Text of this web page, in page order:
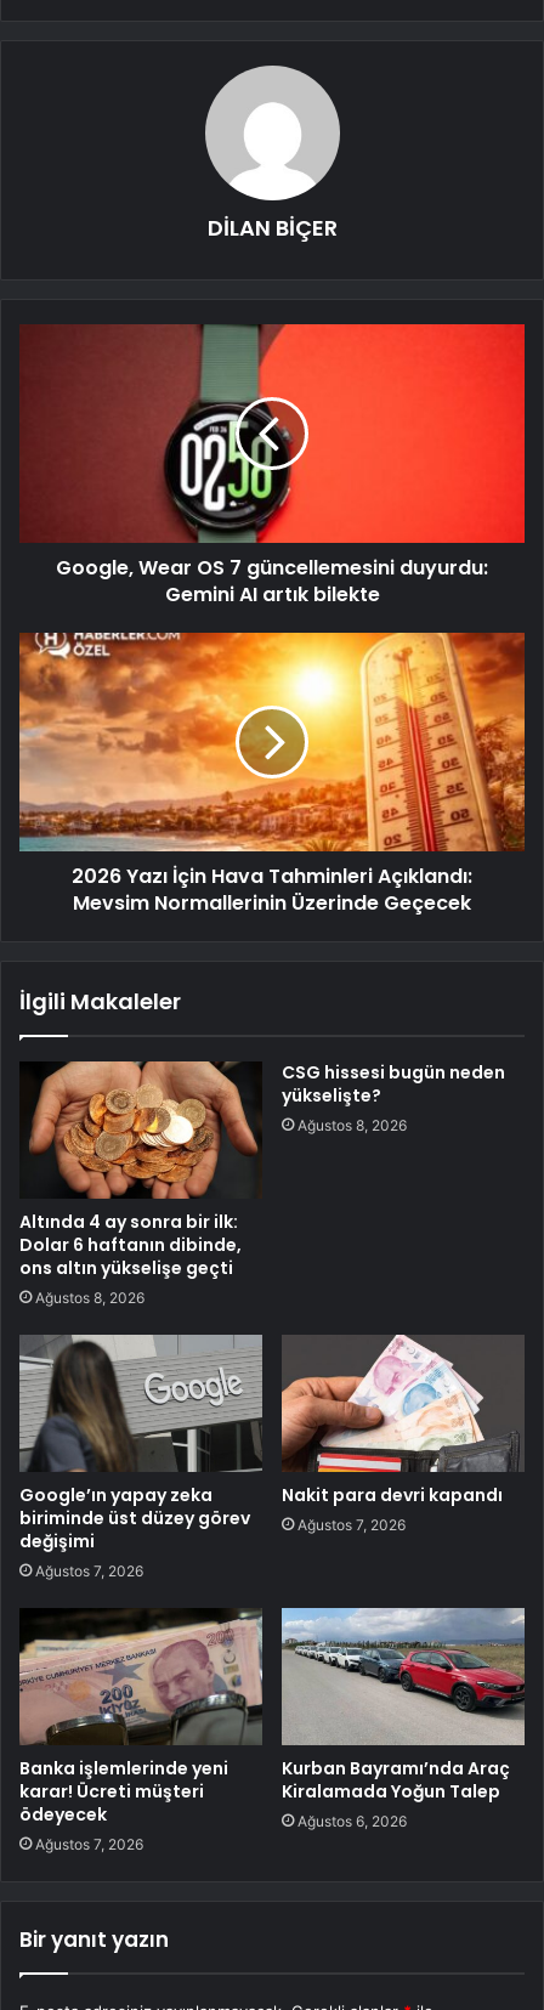
DİLAN BİÇER
Google, Wear OS 7 güncellemesini duyurdu:
Gemini AI artık bilekte
2026 Yazı İçin Hava Tahminleri Açıklandı:
Mevsim Normallerinin Üzerinde Geçecek
İlgili Makaleler
Altında 4 ay sonra bir ilk:
Dolar 6 haftanın dibinde,
ons altın yükselişe geçti
Ağustos 8, 2026
CSG hissesi bugün neden
yükselişte?
Ağustos 8, 2026
Google’ın yapay zeka
biriminde üst düzey görev
değişimi
Ağustos 7, 2026
Nakit para devri kapandı
Ağustos 7, 2026
Banka işlemlerinde yeni
karar! Ücreti müşteri
ödeyecek
Ağustos 7, 2026
Kurban Bayramı’nda Araç
Kiralamada Yoğun Talep
Ağustos 6, 2026
Bir yanıt yazın